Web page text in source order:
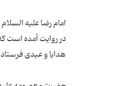
در روایت آمده است